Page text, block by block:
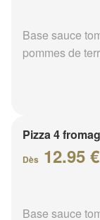
Base sauce
pommes de
Pizza 4
Dès 12.95 €
Base sauce